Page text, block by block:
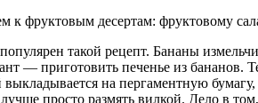
фруктовым десертам: фруктовому
такой рецепт. Бананы
— приготовить печенье из бананов.
на пергаментную
просто размять вилкой. Дело в